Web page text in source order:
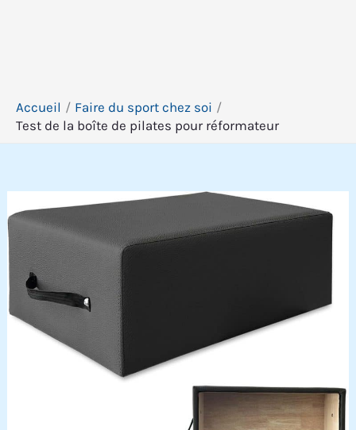
Accueil
Faire du sport chez soi
Test de la boîte de pilates pour réformateur